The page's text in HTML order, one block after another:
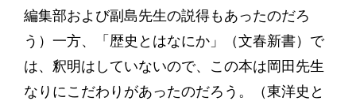
編集部および副島先生の説得もあったのだろ
う）一方、「歴史とはなにか」（文春新書）で
は、釈明はしていないので、この本は岡田先生
なりにこだわりがあったのだろう。（東洋史と